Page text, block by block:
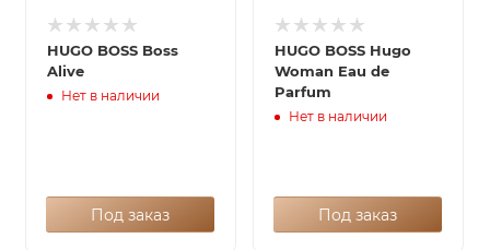
HUGO BOSS Boss
Alive
Нет в наличии
Под заказ
HUGO BOSS Hugo
Woman Eau de
Parfum
Нет в наличии
Под заказ